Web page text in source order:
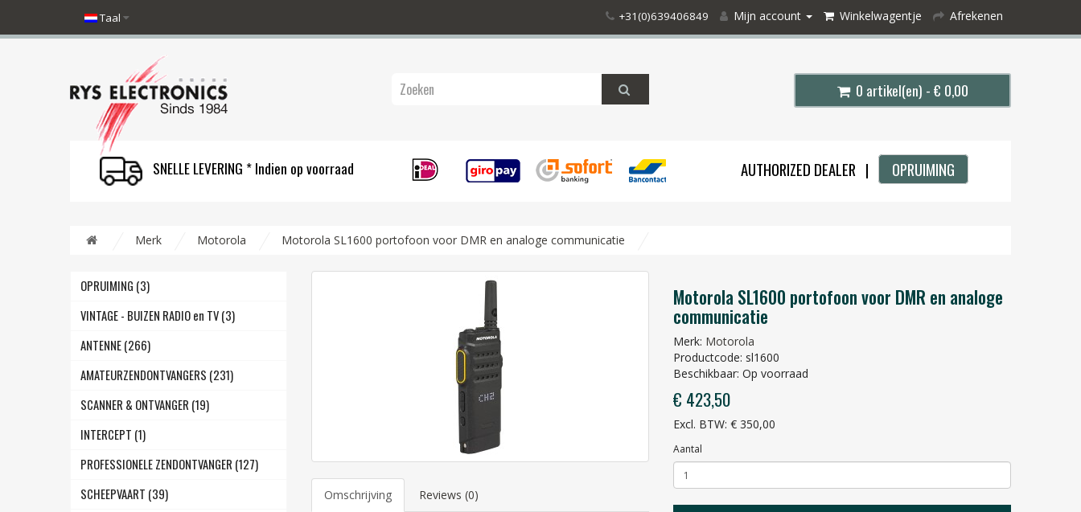
Taal +31(0)639406849 Mijn account Winkelwagentje Afrekenen
0 artikel(en) - € 0,00
SNELLE LEVERING * Indien op voorraad AUTHORIZED DEALER | OPRUIMING
Merk Motorola Motorola SL1600 portofoon voor DMR en analoge communicatie
OPRUIMING (3)
VINTAGE - BUIZEN RADIO en TV (3)
ANTENNE (266)
AMATEURZENDONTVANGERS (231)
SCANNER & ONTVANGER (19)
INTERCEPT (1)
PROFESSIONELE ZENDONTVANGER (127)
SCHEEPVAART (39)
Omschrijving Reviews (0)
Motorola SL1600 portofoon voor DMR en analoge
communicatie
Merk: Motorola
Productcode: sl1600
Beschikbaar: Op voorraad
€ 423,50
Excl. BTW: € 350,00
Aantal